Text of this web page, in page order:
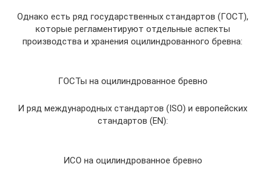
Однако есть ряд государственных стандартов (ГОСТ),
которые регламентируют отдельные аспекты
производства и хранения оцилиндрованного бревна:
ГОСТы на оцилиндрованное бревно
И ряд международных стандартов (ISO) и европейских
стандартов (EN):
ИСО на оцилиндрованное бревно